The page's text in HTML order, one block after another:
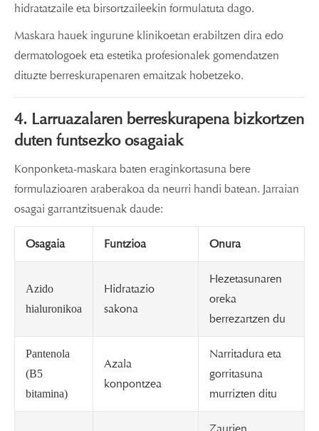
hidratatzaile eta birsortzaileekin formulatuta dago.
Maskara hauek ingurune klinikoetan erabiltzen dira edo
dermatologoek eta estetika profesionalek gomendatzen
dituzte berreskurapenaren emaitzak hobetzeko.
4. Larruazalaren berreskurapena bizkortzen
duten funtsezko osagaiak
Konponketa-maskara baten eraginkortasuna bere
formulazioaren araberakoa da neurri handi batean. Jarraian
osagai garrantzitsuenak daude:
Osagaia Funtzioa Onura
Azido
hialuronikoa
Hidratazio
sakona
Hezetasunaren
oreka
berrezartzen du
Pantenola
(B5
bitamina)
Azala
konpontzea
Narritadura eta
gorritasuna
murrizten ditu